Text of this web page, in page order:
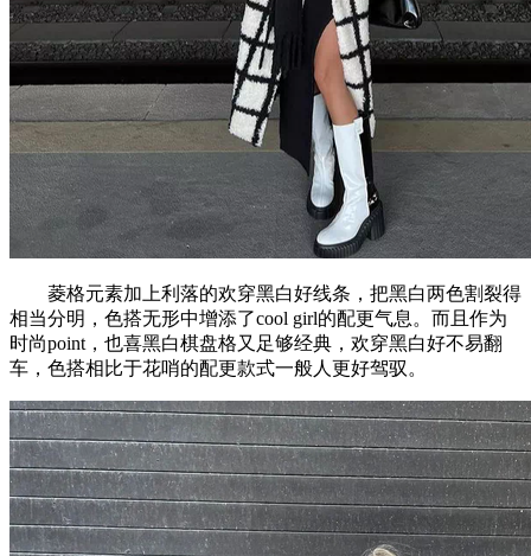
菱格元素加上利落的欢穿黑白好线条，把黑白两色割裂得
相当分明，色搭无形中增添了cool girl的配更气息。而且作为
时尚point，也喜黑白棋盘格又足够经典，欢穿黑白好不易翻
车，色搭相比于花哨的配更款式一般人更好驾驭。